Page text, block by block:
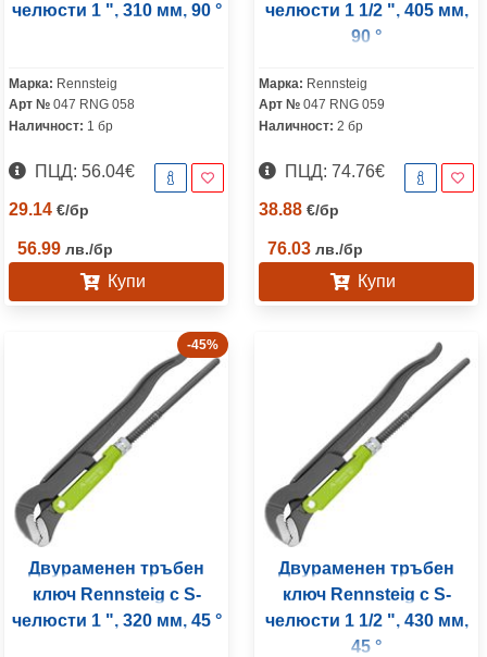
челюсти 1 ", 310 мм, 90 °
Марка: Rennsteig
Арт № 047 RNG 058
Наличност: 1 бр
ПЦД: 56.04€
29.14 €/бр
56.99 лв./бр
Купи
челюсти 1 1/2 ", 405 мм,
90 °
Марка: Rennsteig
Арт № 047 RNG 059
Наличност: 2 бр
ПЦД: 74.76€
38.88 €/бр
76.03 лв./бр
Купи
-45%
Двураменен тръбен
ключ Rennsteig с S-
челюсти 1 ", 320 мм, 45 °
Двураменен тръбен
ключ Rennsteig с S-
челюсти 1 1/2 ", 430 мм,
45 °